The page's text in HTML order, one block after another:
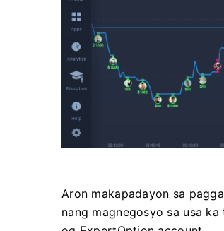
Aron makapadayon sa
nang magnegosyo sa usa